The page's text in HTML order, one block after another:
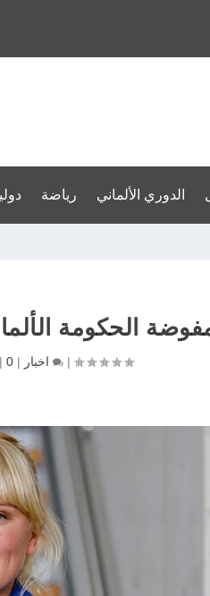
رياضة الدوري الألماني
الحكومة
| اخبار | 0 |